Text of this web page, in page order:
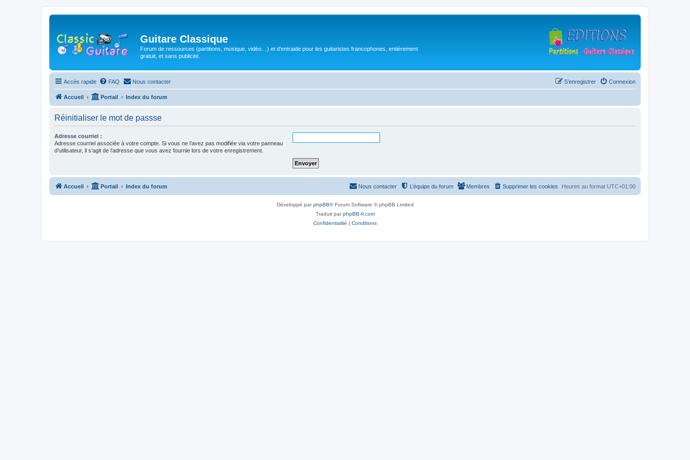
Guitare Classique
Forum de ressources (partitions, musique, vidéo…) et d'entraide pour les guitaristes francophones, entièrement
gratuit, et sans publicité.
Accès rapide FAQ Nous contacter Connexion
S’enregistrer
Accueil Portail Index du forum
Réinitialiser le mot de passse
Adresse courriel :
Adresse courriel associée à votre compte. Si vous ne l’avez pas modifiée via votre panneau
d’utilisateur, il s’agit de l’adresse que vous avez fournie lors de votre enregistrement.
Accueil Portail Index du forum Heures au format UTC+01:00
Supprimer les cookies
Membres
L’équipe du forum
Nous contacter
Développé parphpBB® Forum Software © phpBB Limited
Traduit parphpBB-fr.com
Confidentialité | Conditions